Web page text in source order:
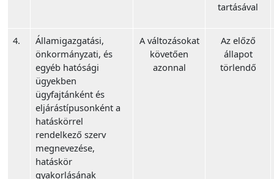
tartásával
4.
Államigazgatási,
önkormányzati, és
egyéb hatósági
ügyekben
ügyfajtánként és
eljárástípusonként a
hatáskörrel
rendelkező szerv
megnevezése,
hatáskör
gyakorlásának
A változásokat
követően
azonnal
Az előző
állapot
törlendő